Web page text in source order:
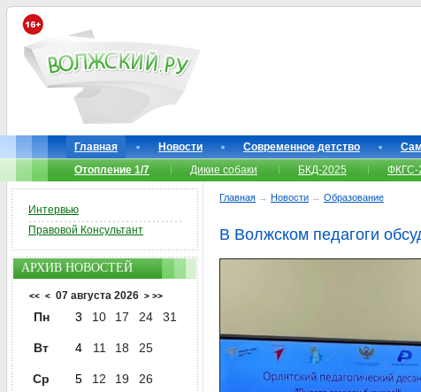
Главная Новости Современное детство
Отопление 1/7
Дикие собаки БКД-2025 ФКГС-
Главная → Новости → Образование
В Волжском педагоги
Интервью
Правовой Консультант
АРХИВ НОВОСТЕЙ
<< < 07 августа 2026 > >>
Пн 3 10 17 24 31
Вт 4 11 18 25
Ср 5 12 19 26